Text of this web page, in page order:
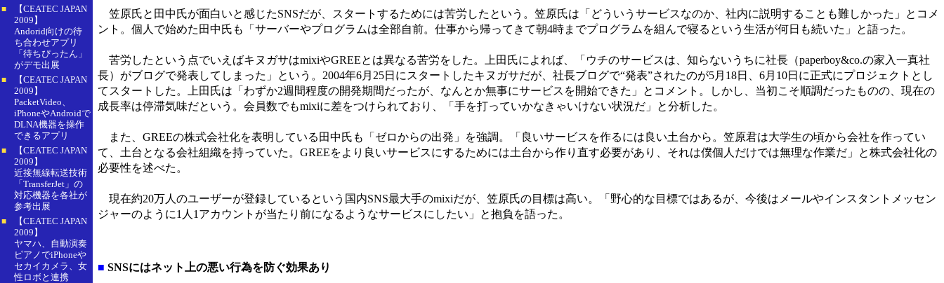
■
【CEATEC JAPAN
2009】
Andorid向けの待
ち合わせアプリ
「待ちぴったん」
がデモ出展
■
【CEATEC JAPAN
2009】
PacketVideo、
iPhoneやAndroidで
DLNA機器を操作
できるアプリ
■
【CEATEC JAPAN
2009】
近接無線転送技術
「TransferJet」の
対応機器を各社が
参考出展
■
【CEATEC JAPAN
2009】
ヤマハ、自動演奏
ピアノでiPhoneや
セカイカメラ、女
性ロボと連携
笠原氏と田中氏が面白いと感じたSNSだが、スタートするためには苦労したという。笠原氏は「どういうサービスなのか、社内に説明することも難しかった」とコメ
ント。個人で始めた田中氏も「サーバーやプログラムは全部自前。仕事から帰ってきて朝4時までプログラムを組んで寝るという生活が何日も続いた」と語った。
苦労したという点でいえばキヌガサはmixiやGREEとは異なる苦労をした。上田氏によれば、「ウチのサービスは、知らないうちに社長（paperboy&co.の家入一真社
長）がブログで発表してしまった」という。2004年6月25日にスタートしたキヌガサだが、社長ブログで“発表”されたのが5月18日、6月10日に正式にプロジェクトとし
てスタートした。上田氏は「わずか2週間程度の開発期間だったが、なんとか無事にサービスを開始できた」とコメント。しかし、当初こそ順調だったものの、現在の
成長率は停滞気味だという。会員数でもmixiに差をつけられており、「手を打っていかなきゃいけない状況だ」と分析した。
また、GREEの株式会社化を表明している田中氏も「ゼロからの出発」を強調。「良いサービスを作るには良い土台から。笠原君は大学生の頃から会社を作ってい
て、土台となる会社組織を持っていた。GREEをより良いサービスにするためには土台から作り直す必要があり、それは僕個人だけでは無理な作業だ」と株式会社化の
必要性を述べた。
現在約20万人のユーザーが登録しているという国内SNS最大手のmixiだが、笠原氏の目標は高い。「野心的な目標ではあるが、今後はメールやインスタントメッセン
ジャーのように1人1アカウントが当たり前になるようなサービスにしたい」と抱負を語った。
■ SNSにはネット上の悪い行為を防ぐ効果あり